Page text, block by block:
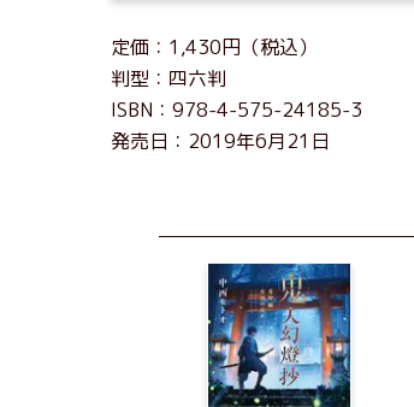
定価：1,430円（税込）
判型：四六判
ISBN：978-4-575-24185-3
発売日：2019年6月21日